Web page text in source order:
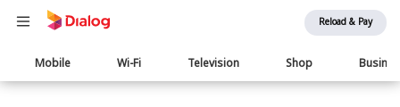
Reload & Pay
Main
navigation
Mobile Wi-Fi Television Shop